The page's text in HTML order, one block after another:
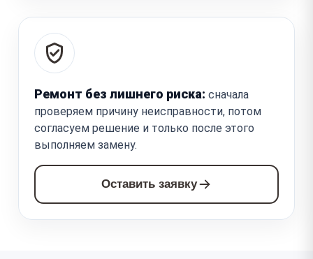
Ремонт без лишнего риска: сначала
проверяем причину неисправности, потом
согласуем решение и только после этого
выполняем замену.
Оставить заявку